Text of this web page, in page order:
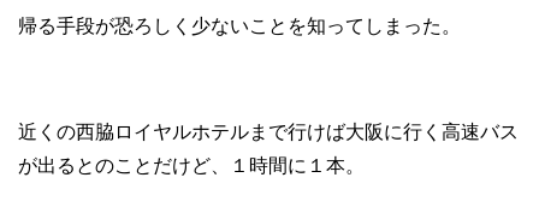
帰る手段が恐ろしく少ないことを知ってしまった。
近くの西脇ロイヤルホテルまで行けば大阪に行く高速バス
が出るとのことだけど、１時間に１本。